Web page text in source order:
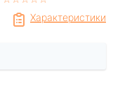
Характеристики